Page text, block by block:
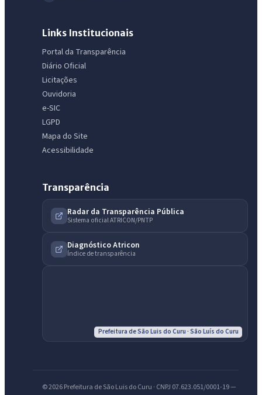
Links Institucionais
Portal da Transparência
Diário Oficial
Licitações
Ouvidoria
e-SIC
LGPD
Mapa do Site
Acessibilidade
Transparência
Radar da Transparência Pública
Sistema oficial ATRICON/PNTP
Diagnóstico Atricon
Índice de transparência
Prefeitura de São Luis do Curu · São Luís do Curu
© 2026 Prefeitura de São Luis do Curu · CNPJ 07.623.051/0001-19 —
IntGest AI
Assistente do Portal